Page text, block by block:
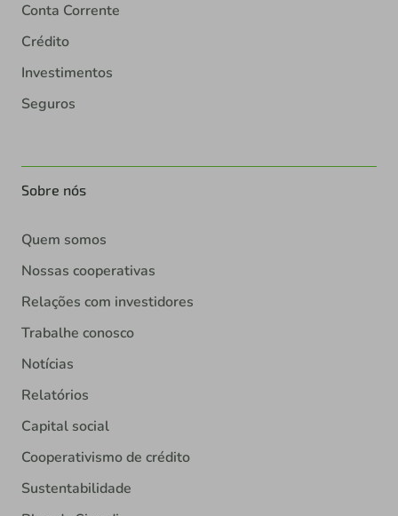
Conta Corrente
Crédito
Investimentos
Seguros
Sobre nós
Quem somos
Nossas cooperativas
Relações com investidores
Trabalhe conosco
Notícias
Relatórios
Capital social
Cooperativismo de crédito
Sustentabilidade